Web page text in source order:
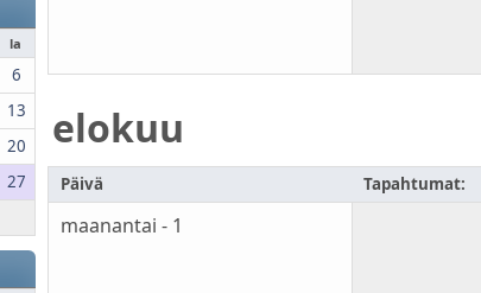
la
6
13
20
27
elokuu
Päivä Tapahtumat:
maanantai - 1